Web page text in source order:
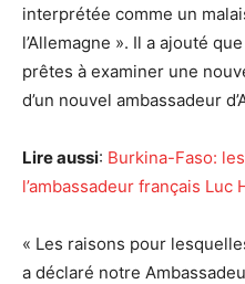
interprétée comme un
l’Allemagne ». Il a ajouté
prêtes à examiner une
d’un nouvel ambassadeur
Lire aussi: Burkina-Faso:
l’ambassadeur français Luc
« Les raisons pour
a déclaré notre